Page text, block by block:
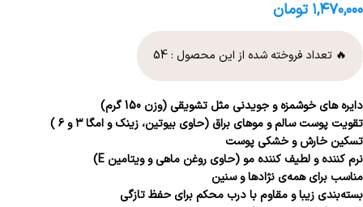
۱,۴۷۰,۰۰۰ تومان
🔥 تعداد فروخته شده از این محصول :54
دایره های خوشمزه و جویدنی مثل تشویقی (وزن 150 گرم)
تقویت پوست سالم و موهای براق (حاوی بیوتین، زینک و امگا ۳ و ۶ )
تسکین خارش و خشکی پوست
نرم کننده و لطیف کننده مو (حاوی روغن ماهی و ویتامین E)
مناسب برای همه‌ی نژادها و سنین
بسته‌بندی زیبا و مقاوم با درب محکم برای حفظ تازگی